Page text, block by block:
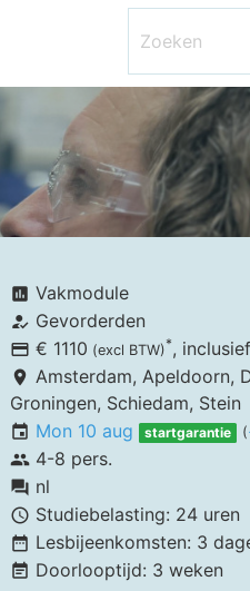
assessmentVakmodule
how_to_reg Gevorderden
payment€ 1110 (excl BTW)*, inclusief
placeAmsterdam, Apeldoorn,
Groningen, Schiedam, Stein
event Mon 10 aug startgarantie (
group 4-8 pers.
forum nl
schedule Studiebelasting: 24 uren
date_range Lesbijeenkomsten: 3
event_note Doorlooptijd: 3 weken